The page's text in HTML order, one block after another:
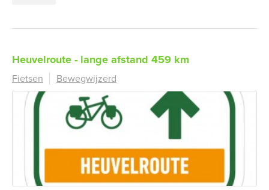
Heuvelroute - lange afstand 459 km
Fietsen Bewegwijzerd